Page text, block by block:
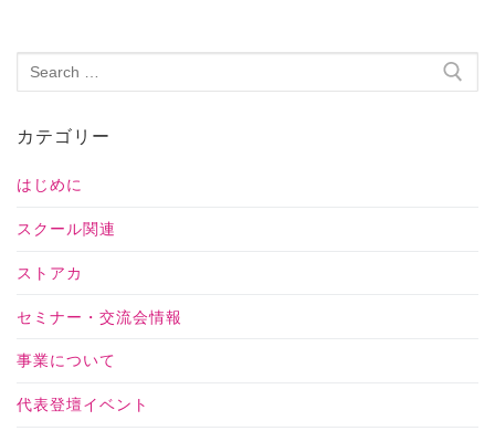
カテゴリー
はじめに
スクール関連
ストアカ
セミナー・交流会情報
事業について
代表登壇イベント